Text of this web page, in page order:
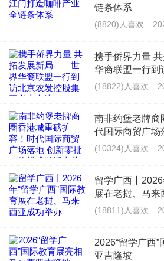
链条体系
(8820)人喜欢
携手侨界力量
华裔联盟一行到
察交流
(18822)人喜欢
南非约堡老牌商
代国际商贸广场
式激活南共体跨
(10324)人喜欢
留学广西丨
展在老挝、马来
(18811)人喜欢
2026“留学广西
亚吉隆坡